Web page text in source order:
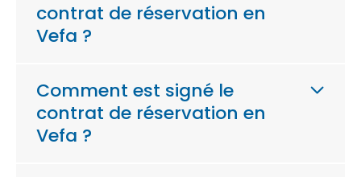
contrat de réservation en
Vefa ?
Comment est signé le
contrat de réservation en
Vefa ?